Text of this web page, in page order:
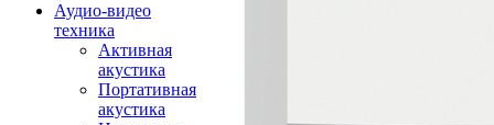
Аудио-видео
техника
Активная
акустика
Портативная
акустика